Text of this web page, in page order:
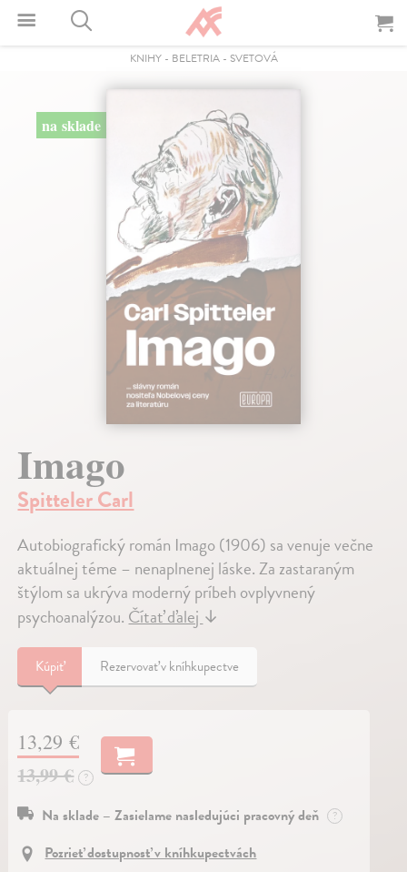
KNIHY- BELETRIA- SVETOVÁ
na sklade
Imago
Spitteler Carl
Autobiografický román Imago (1906) sa venuje večne
aktuálnej téme – nenaplnenej láske. Za zastaraným
štýlom sa ukrýva moderný príbeh ovplyvnený
psychoanalýzou.Čítať ďalej↓
Kúpiť Rezervovať v kníhkupectve
13,29 €
13,99 €
?
Na sklade – Zasielame nasledujúci pracovný deň ?
Pozrieť dostupnosť v kníhkupectvách